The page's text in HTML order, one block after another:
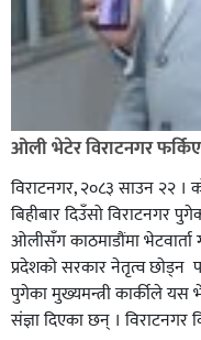
ओली भेटेर विराटनगर फर्किए
विराटनगर, २०८३ साउन २२ ।
बिहीबार दिउँसो विराटनगर
ओलीसँग काठमाडौंमा भेटवार्ता
प्रदेशकाे सरकार नेतृत्व छाेड्न
पुगेका मुख्यमन्त्री कार्कीले यस
संज्ञा दिएका छन् । विराटनगर